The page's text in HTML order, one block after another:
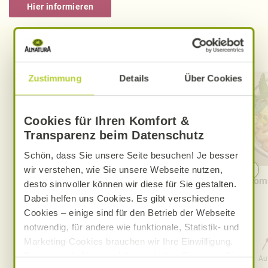
Zustimmung Details Über Cookies
Cookies für Ihren Komfort &
Transparenz beim Datenschutz
Schön, dass Sie unsere Seite besuchen! Je besser
wir verstehen, wie Sie unsere Webseite nutzen,
desto sinnvoller können wir diese für Sie gestalten.
Dabei helfen uns Cookies. Es gibt verschiedene
Cookies – einige sind für den Betrieb der Webseite
notwendig, für andere wie funktionale, Statistik- und
Marketing-Cookies brauchen wir Ihre Einwilligung.
Das optimale Nutzererlebnis erhalten Sie, wenn Sie
Hier informieren
Entdecken Sie weitere Rezepte
Cremige Tomaten-Knoblauch-
Pasta
Aufwand
0 Std. 30 Min.
Gesamtzeit